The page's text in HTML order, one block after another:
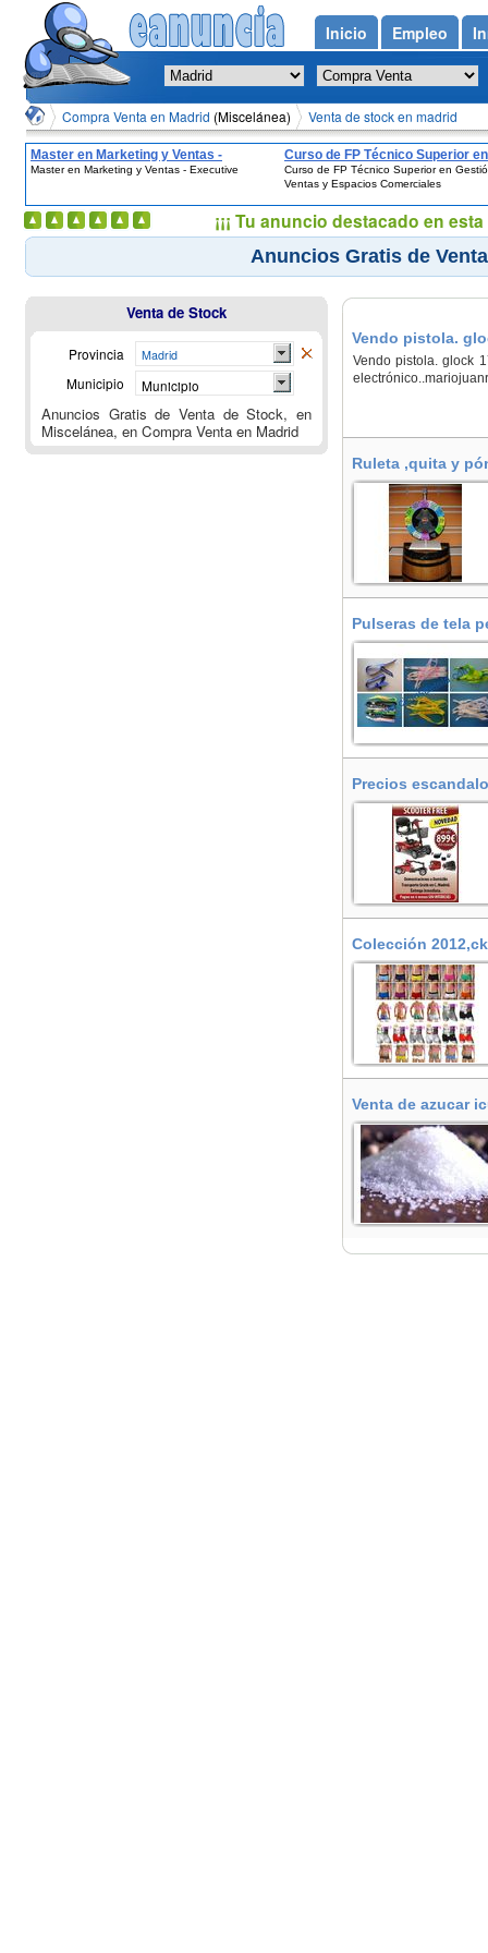
Compra Venta en Madrid (Miscelánea) Venta de stock en madrid
Master en Marketing y Ventas -
Executive
Master en Marketing y Ventas - Executive
Curso de FP Técnico Superior en
Gestión de Ventas y Espacios
Comerciales
Curso de FP Técnico Superior en
Ventas y Espacios Comerciales
Anuncios Gratis de
Vendo pistola.
Vendo pistola. glock
Ruleta ,quita y
Pulseras de tela
Precios
electricos para
disponemos de
Alcalá de Henares
Colección
Venta de azucar
Venta de Stock
Provincia Madrid
Municipio Municipio
Anuncios Gratis de Venta de Stock, en
Miscelánea, en Compra Venta en Madrid
Inicio Empleo
¡¡¡ Tu anuncio destacado en